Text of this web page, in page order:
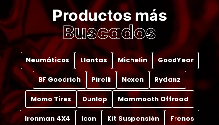
Productos más
Buscados
Neumáticos Llantas Michelin GoodYear
BF Goodrich Pirelli Nexen Rydanz
Momo Tires Dunlop Mammooth Offroad
Ironman 4X4 Icon Kit Suspensión Frenos